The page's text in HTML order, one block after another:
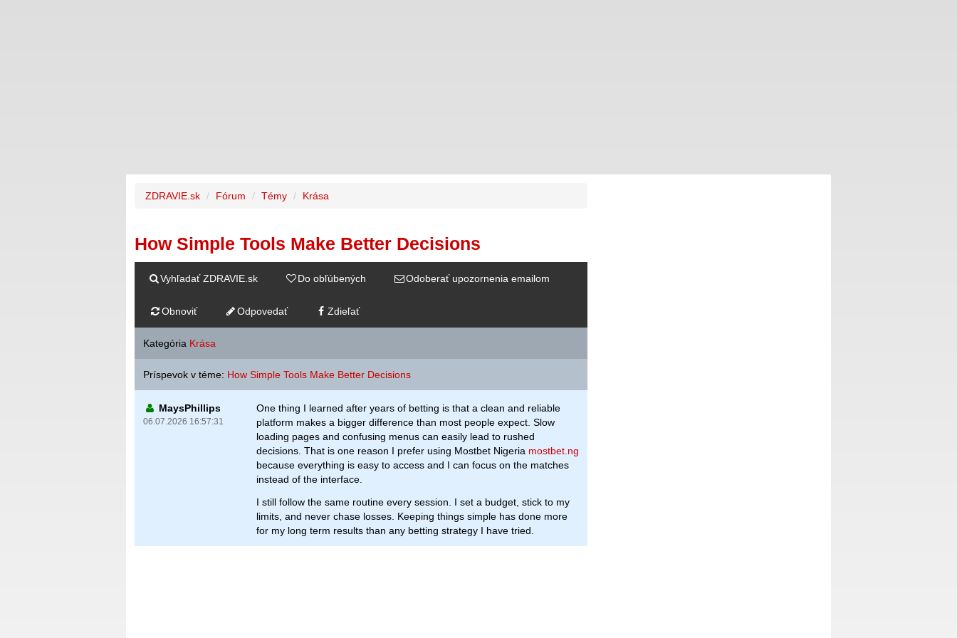
ZDRAVIE.sk Fórum Témy Krása
How Simple Tools Make Better Decisions
Vyhľadať ZDRAVIE.sk Do obľúbených Odoberať upozornenia emailom
Obnoviť Odpovedať Zdieľať
Kategória Krása
Príspevok v téme: How Simple Tools Make Better Decisions
MaysPhillips
06.07.2026 16:57:31
One thing I learned after years of betting is that a clean and reliable
platform makes a bigger difference than most people expect. Slow
loading pages and confusing menus can easily lead to rushed
decisions. That is one reason I prefer using Mostbet Nigeria mostbet.ng
because everything is easy to access and I can focus on the matches
instead of the interface.
I still follow the same routine every session. I set a budget, stick to my
limits, and never chase losses. Keeping things simple has done more
for my long term results than any betting strategy I have tried.